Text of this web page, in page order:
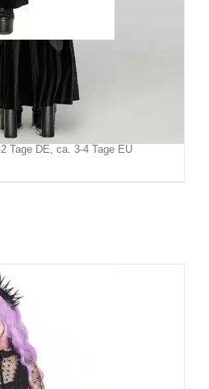
Dragonfly
109,90€
Inkl. MwSt.
Versand
Tage DE, ca. 3-4 Tage EU